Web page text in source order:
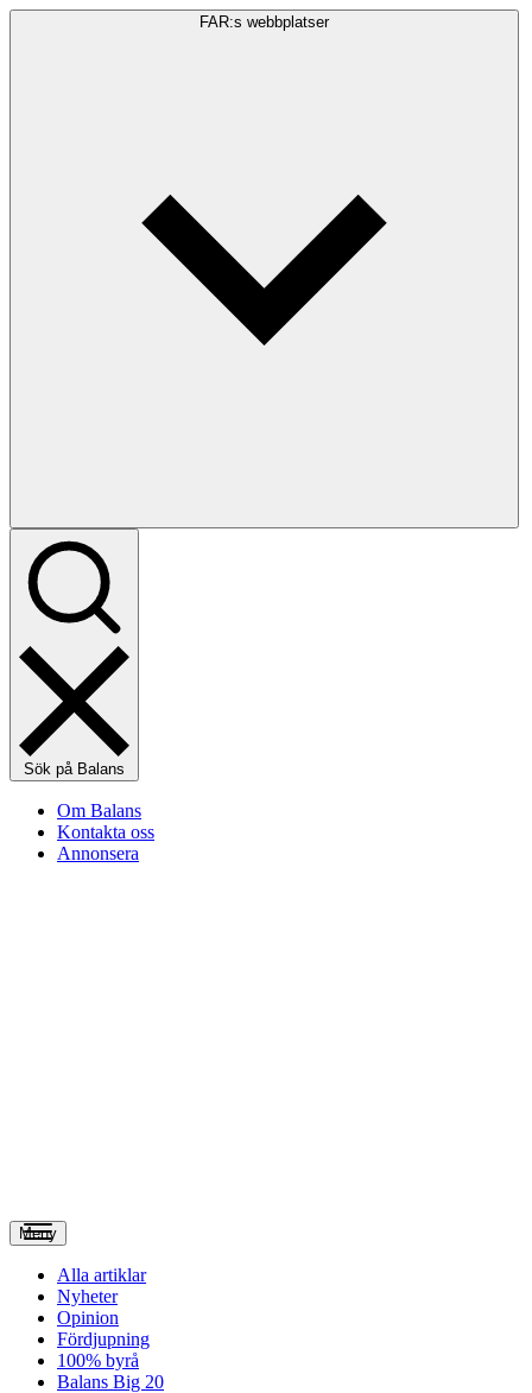
FAR:s webbplatser
Sök på Balans
Om Balans
Kontakta oss
Annonsera
Meny
Alla artiklar
Nyheter
Opinion
Fördjupning
100% byrå
Balans Big 20